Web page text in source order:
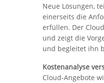
Neue Lösungen,
einerseits die
erfüllen. Der
und zeigt die
und begleitet ihn
Kostenanalyse
Cloud-Angebote